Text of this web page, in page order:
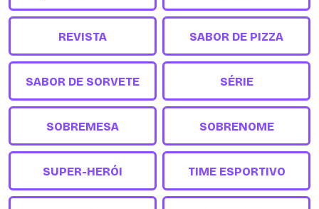
REVISTA SABOR DE PIZZA
SABOR DE SORVETE SÉRIE
SOBREMESA SOBRENOME
SUPER-HERÓI TIME ESPORTIVO